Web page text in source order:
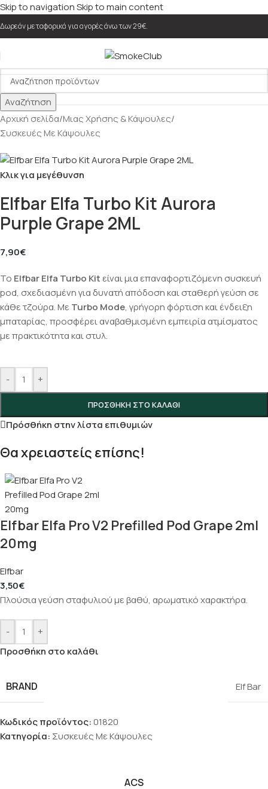
Skip to navigationSkip to main content
Δωρεάν μεταφορικά για αγορές άνω των 29€.
Αναζήτηση
Αρχική σελίδα/Μιας Χρήσης & Κάψουλες/
Συσκευές Με Κάψουλες
Κλικ για μεγέθυνση
Elfbar Elfa Turbo Kit Aurora
Purple Grape 2ML
7,90€
Το Elfbar Elfa Turbo Kit είναι μια επαναφορτιζόμενη συσκευή
pod, σχεδιασμένη για δυνατή απόδοση και σταθερή γεύση σε
κάθε τζούρα. Με Turbo Mode, γρήγορη φόρτιση και ένδειξη
μπαταρίας, προσφέρει αναβαθμισμένη εμπειρία ατμίσματος
με πρακτικότητα και στυλ.
- +
ΠΡΟΣΘΉΚΗ ΣΤΟ ΚΑΛΆΘΙ
Πρόσθήκη στην λίστα επιθυμιών
Θα χρειαστείς επίσης!
Elfbar Elfa Pro V2 Prefilled Pod Grape 2ml
20mg
Elfbar
3,50€
Πλούσια γεύση σταφυλιού με βαθύ, αρωματικό χαρακτήρα.
-
+
Προσθήκη στο καλάθι
BRAND Elf Bar
Κωδικός προϊόντος:01820
Κατηγορία: Συσκευές Με Κάψουλες
ACS